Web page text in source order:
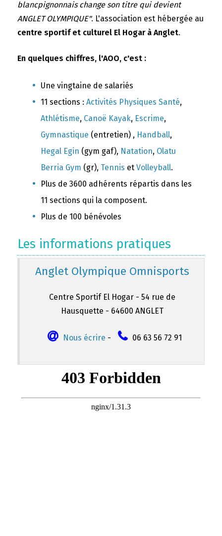
blancpignonnais change son titre qui devient
ANGLET OLYMPIQUE". L'association est hébergée au
centre sportif et culturel El Hogar à Anglet.
En quelques chiffres, l'AOO, c'est :
Une vingtaine de salariés
11 sections : Activités Physiques Santé,
Athlétisme, Canoë Kayak, Escrime,
Gymnastique (entretien) , Handball,
Hegal Egin (gym gaf), Natation, Olatu
Berria Gym (gr), Tennis et Volleyball.
Plus de 3600 adhérents répartis dans les
11 sections qui la composent.
Plus de 100 bénévoles
Les informations pratiques
Anglet Olympique Omnisports
Centre Sportif El Hogar - 54 rue de
Hausquette - 64600 ANGLET
Nous écrire - 06 63 56 72 91